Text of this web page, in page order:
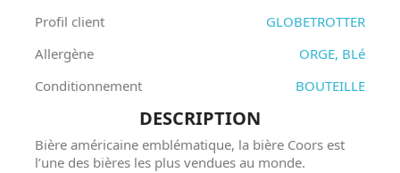
Profil client
GLOBETROTTER
Allergène
ORGE, BLé
Conditionnement
BOUTEILLE
DESCRIPTION
Bière américaine emblématique, la bière Coors est
l’une des bières les plus vendues au monde.